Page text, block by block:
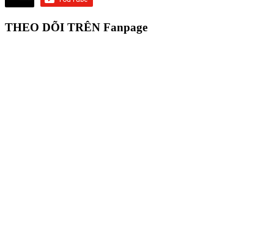
THEO DÕI TRÊN Fanpage